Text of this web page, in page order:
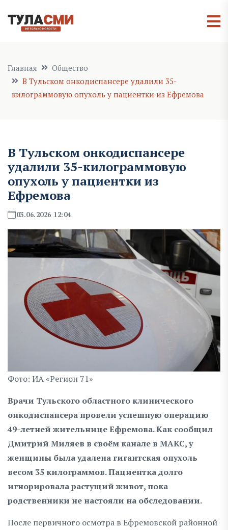
Главная
Общество
В Тульском онкодиспансере удалили 35-
килограммовую опухоль у пациентки из Ефремова
В Тульском онкодиспансере
удалили 35-килограммовую
опухоль у пациентки из
Ефремова
03.06.2026 12:04
Фото: ИА «Регион 71»
Врачи Тульского областного клинического
онкодиспансера провели успешную операцию
49-летней жительнице Ефремова. Как сообщил
Дмитрий Миляев в своём канале в МАКС, у
женщины была удалена гигантская опухоль
весом 35 килограммов. Пациентка долго
игнорировала растущий живот, пока
родственники не настояли на обследовании.
После первичного осмотра в Ефремовской районной